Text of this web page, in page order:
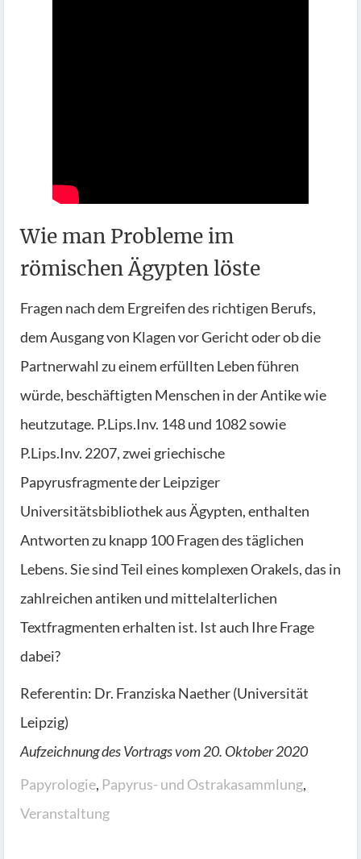
Wie man Probleme im
römischen Ägypten löste
Fragen nach dem Ergreifen des richtigen Berufs,
dem Ausgang von Klagen vor Gericht oder ob die
Partnerwahl zu einem erfüllten Leben führen
würde, beschäftigten Menschen in der Antike wie
heutzutage. P.Lips.Inv. 148 und 1082 sowie
P.Lips.Inv. 2207, zwei griechische
Papyrusfragmente der Leipziger
Universitätsbibliothek aus Ägypten, enthalten
Antworten zu knapp 100 Fragen des täglichen
Lebens. Sie sind Teil eines komplexen Orakels, das in
zahlreichen antiken und mittelalterlichen
Textfragmenten erhalten ist. Ist auch Ihre Frage
dabei?
Referentin: Dr. Franziska Naether (Universität
Leipzig)
Aufzeichnung des Vortrags vom 20. Oktober 2020
Papyrologie, Papyrus- und Ostrakasammlung,
Veranstaltung